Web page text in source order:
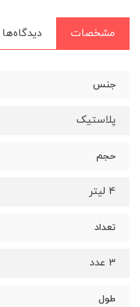
مشخصات دیدگاه‌ها
جنس
پلاستیک
حجم
4 لیتر
تعداد
3 عدد
طول